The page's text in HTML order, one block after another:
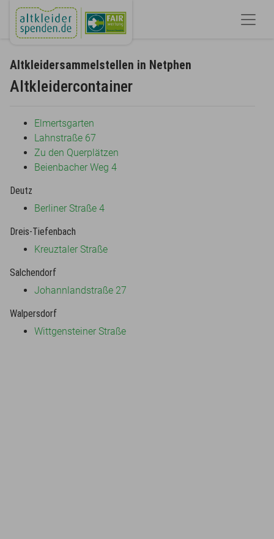
Altkleidersammelstellen in Netphen
Altkleidercontainer
Elmertsgarten
Lahnstraße 67
Zu den Querplätzen
Beienbacher Weg 4
Deutz
Berliner Straße 4
Dreis-Tiefenbach
Kreuztaler Straße
Salchendorf
Johannlandstraße 27
Walpersdorf
Wittgensteiner Straße